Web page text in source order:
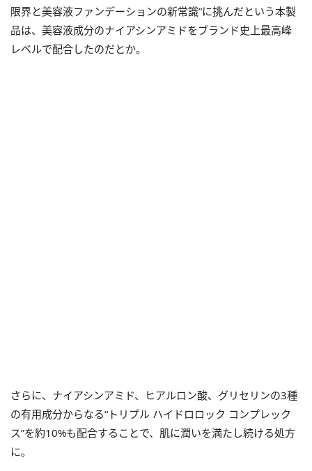
限界と美容液ファンデーションの新常識”に挑んだという本製
品は、美容液成分のナイアシンアミドをブランド史上最高峰
レベルで配合したのだとか。
さらに、ナイアシンアミド、ヒアルロン酸、グリセリンの3種
の有用成分からなる“トリプル ハイドロロック コンプレック
ス”を約10%も配合することで、肌に潤いを満たし続ける処方
に。